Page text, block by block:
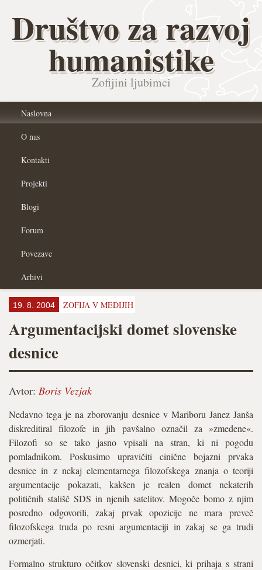
Društvo za razvoj
humanistike
Zofijini ljubimci
Naslovna
O nas
Kontakti
Projekti
Blogi
Forum
Povezave
Arhivi
19. 8. 2004 ZOFIJA V MEDIJIH
Argumentacijski domet slovenske
desnice
Avtor: Boris Vezjak
Nedavno tega je na zborovanju desnice v Mariboru Janez Janša
diskreditiral filozofe in jih pavšalno označil za »zmedene«.
Filozofi so se tako jasno vpisali na stran, ki ni pogodu
pomladnikom. Poskusimo upravičiti cinične bojazni prvaka
desnice in z nekaj elementarnega filozofskega znanja o teoriji
argumentacije pokazati, kakšen je realen domet nekaterih
političnih stališč SDS in njenih satelitov. Mogoče bomo z njim
posredno odgovorili, zakaj prvak opozicije ne mara preveč
filozofskega truda po resni argumentaciji in zakaj se ga trudi
ozmerjati.
Formalno strukturo očitkov slovenski desnici, ki prihaja s strani